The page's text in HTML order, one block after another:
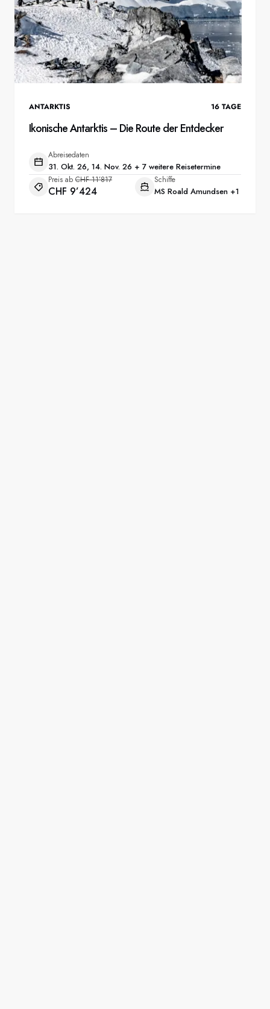
ANTARKTIS 16 TAGE
Ikonische Antarktis – Die Route der Entdecker
Abreisedaten
31. Okt. 26, 14. Nov. 26 + 7 weitere Reisetermine
Preis ab CHF 11’817
CHF 9’424
Schiffe
MS Roald Amundsen +1